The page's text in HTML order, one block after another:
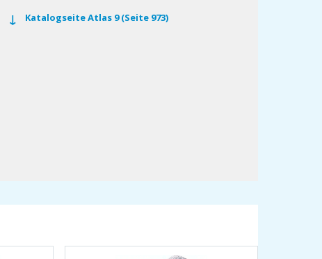
Katalogseite Atlas 9 (Seite 973)